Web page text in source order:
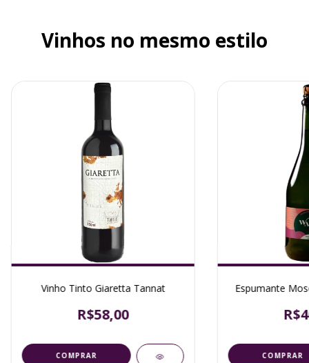
Vinhos no mesmo estilo
Vinho Tinto Giaretta Tannat
R$58,00
Espumante